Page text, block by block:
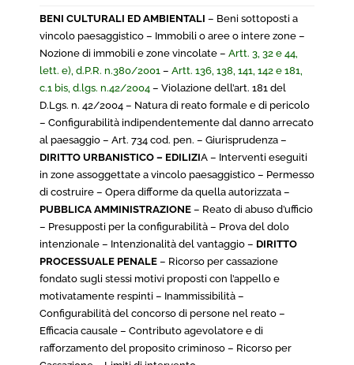
BENI CULTURALI ED AMBIENTALI – Beni sottoposti a
vincolo paesaggistico – Immobili o aree o intere zone –
Nozione di immobili e zone vincolate – Artt. 3, 32 e 44,
lett. e), d.P.R. n.380/2001 – Artt. 136, 138, 141, 142 e 181,
c.1 bis, d.lgs. n.42/2004 – Violazione dell’art. 181 del
D.Lgs. n. 42/2004 – Natura di reato formale e di pericolo
– Configurabilità indipendentemente dal danno arrecato
al paesaggio – Art. 734 cod. pen. – Giurisprudenza –
DIRITTO URBANISTICO – EDILIZIA – Interventi eseguiti
in zone assoggettate a vincolo paesaggistico – Permesso
di costruire – Opera difforme da quella autorizzata –
PUBBLICA AMMINISTRAZIONE – Reato di abuso d’ufficio
– Presupposti per la configurabilità – Prova del dolo
intenzionale – Intenzionalità del vantaggio – DIRITTO
PROCESSUALE PENALE – Ricorso per cassazione
fondato sugli stessi motivi proposti con l’appello e
motivatamente respinti – Inammissibilità –
Configurabilità del concorso di persone nel reato –
Efficacia causale – Contributo agevolatore e di
rafforzamento del proposito criminoso – Ricorso per